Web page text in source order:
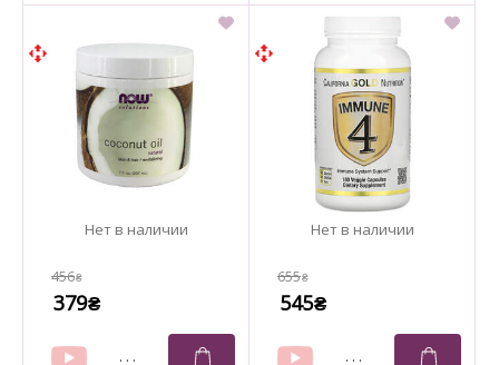
456₴
379₴
655₴
545₴